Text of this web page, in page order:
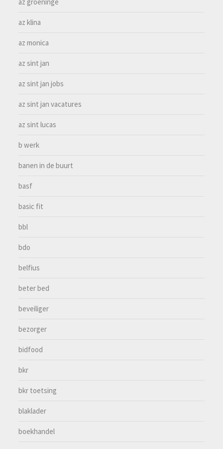
az klina
az monica
az sint jan
az sint jan jobs
az sint jan vacatures
az sint lucas
b werk
banen in de buurt
basf
basic fit
bbl
bdo
belfius
beter bed
beveiliger
bezorger
bidfood
bkr
bkr toetsing
blaklader
boekhandel